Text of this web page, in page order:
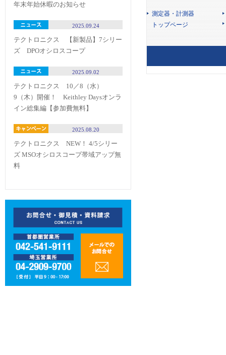
年末年始休暇のお知らせ
2025.09.24
テクトロニクス 【新製品】7シリー
ズ DPOオシロスコープ
2025.09.02
テクトロニクス 10／8（水）
9（木）開催！ Keithley Daysオンラ
イン総集編【参加費無料】
2025.08.20
テクトロニクス NEW！ 4/5シリー
ズ MSOオシロスコープ帯域アップ無
料
測定器・計測器
トップページ